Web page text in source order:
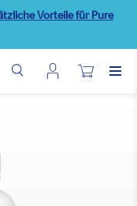
Vorteile für Pure
Wunschliste